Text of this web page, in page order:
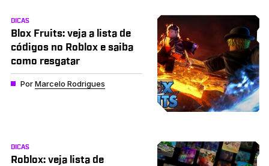
DICAS
Blox Fruits: veja a lista de
códigos no Roblox e saiba
como resgatar
PorMarcelo Rodrigues
DICAS
Roblox: veja lista de